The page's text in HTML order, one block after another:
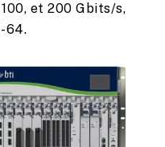
et 200 Gbits/s,
64.